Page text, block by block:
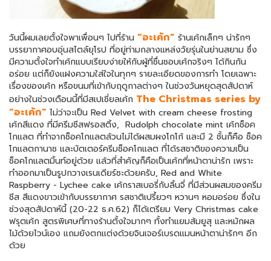
วันนี้ผมเลยตั้งใจพาเพื่อนๆ ไปที่ร้าน “อะเค้ก” ร้านเค้กเล็กๆ น่ารักๆ
บรรยากาศอบอุ่นสไตล์ยุโรป ที่อยู่ท่ามกลางแหล่งวัยรุ่นในย่านสยาม ซึ่ง
มีความตั้งใจทำเค้กแบบเรียบง่ายให้กับผู้ที่ชื่นชอบเค้กจริงๆ ได้กินกัน
อร่อย แต่ก็ยังแฝงความใส่ใจในทุกๆ รายละเอียดของการทำ โดยเฉพาะ
เรื่องของเค้ก หรือขนมที่เข้ากับฤดูกาลต่างๆ ในช่วงวันหยุดสุดสัปดาห์
อย่างในช่วงเดือนนี้ที่มีสเปเชี่ยลเค้ก The Christmas series by
“อะเค้ก” ไม่ว่าจะเป็น Red Velvet with cream cheese frosting
เค้กสีแดง ที่มีครีมชีสฟรอสติ้ง, Rudolph chocolate mint เค้กช็อค
โกแลต ที่ทำจากช็อคโกแลตล้วนไม่ได้ผสมผงโกโก้ และมี 2 ชั้นก็คือ ช็อค
โกแลตกานาช และบัตเตอร์ครีมช็อคโกแลต ที่ได้รสชาติของความเป็น
ช็อคโกแลตมิ้นท์อยู่ด้วย แล้วที่สำคัญก็คือเป็นเค้กที่หน้าตาน่ารัก เพราะ
ทำออกมาเป็นรูปกวางเรนเดียร์ซะด้วยครับ, Red and White
Raspberry - Lychee cake เค้กราสเบอรี่กับลิ้นจี่ ที่มีส่วนผสมของครีม
ชีส สีแดงขาวเข้ากับบรรยากาศ รสชาติเปรี้ยวๆ หวานๆ หอมอร่อย ซึ่งใน
ช่วงสุดสัปดาห์นี้ (20-22 ธ.ค.62) ก็ได้เตรียม Very Christmas cake
ฟรุตเค้ก สูตรพิเศษที่ทางร้านตั้งใจมากๆ ทั้งทำแยมส้มยูสุ และหมักผล
ไม้ด้วยไวน์เอง แถมยังตกแต่งด้วยจินเจอร์เบรดแมนหน้าตาน่ารักๆ อีก
ด้วย